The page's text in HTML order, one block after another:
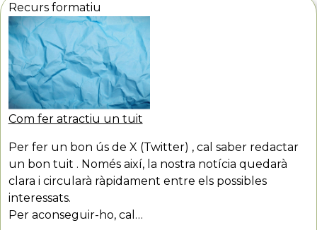
Recurs formatiu
Com fer atractiu un tuit
Per fer un bon ús de X (Twitter) , cal saber redactar
un bon tuit . Només així, la nostra notícia quedarà
clara i circularà ràpidament entre els possibles
interessats.
Per aconseguir-ho, cal…